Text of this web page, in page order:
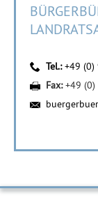
Tel.:+49
Fax:+49